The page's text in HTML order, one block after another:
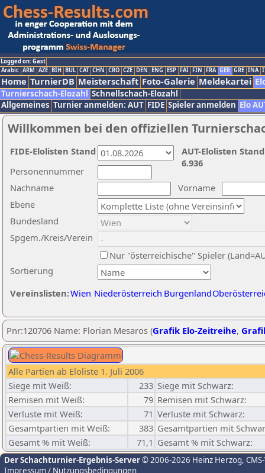
Logged on: Gast
Arabic ARM AZE BIH BUL CAT CHN CRO CZE DEN ENG ESP FAI FIN FRA GER GRE INA
Home TurnierDB Meisterschaft Foto-Galerie Meldekartei
Turnierschach-Elozahl Schnellschach-Elozahl
Allgemeines Turnier anmelden: AUT FIDE Spieler anmelden Elo
Willkommen bei den offiziellen
Nachname
Vorname
Ebene
Sortierung
Personennummer
Bundesland
Spgem./Kreis/Verein
Nur "österreichische" Spieler
Vereinslisten:Wien Niederösterreich Burgenland
AUT-Elolisten
6.936
FIDE-Elolisten Stand
Pnr:120706 Name: Florian Mesaros (Grafik Elo-Zeitreihe,
Alle Partien ab Eloliste 1. Juli 2006
Siege mit Weiß:
233 Siege mit Schwarz:
Remisen mit Weiß:
79 Remisen mit Schwarz:
Verluste mit Weiß:
71 Verluste mit Schwarz:
Gesamtpartien mit Weiß:
383 Gesamtpartien mit
Gesamt % mit Weiß:
71,1 Gesamt % mit Schwarz:
Der Schachturnier-Ergebnis-Server© 2006-2026 Heinz Herzog,
Impressum / Nutzungsbedingungen